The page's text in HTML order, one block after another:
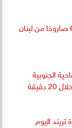
جيش الاحتلال: إطلاق 60 صاروخا من لبنان
الجنوبية
اليوم